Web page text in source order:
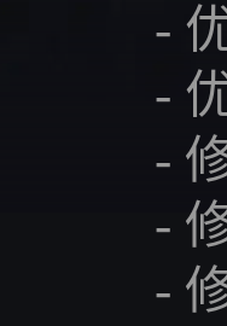
- 优
- 优
- 修
- 修
- 修